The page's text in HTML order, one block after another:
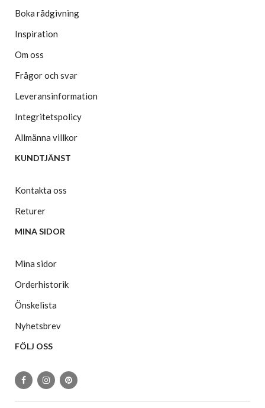
Boka rådgivning
Inspiration
Om oss
Frågor och svar
Leveransinformation
Integritetspolicy
Allmänna villkor
KUNDTJÄNST
Kontakta oss
Returer
MINA SIDOR
Mina sidor
Orderhistorik
Önskelista
Nyhetsbrev
FÖLJ OSS